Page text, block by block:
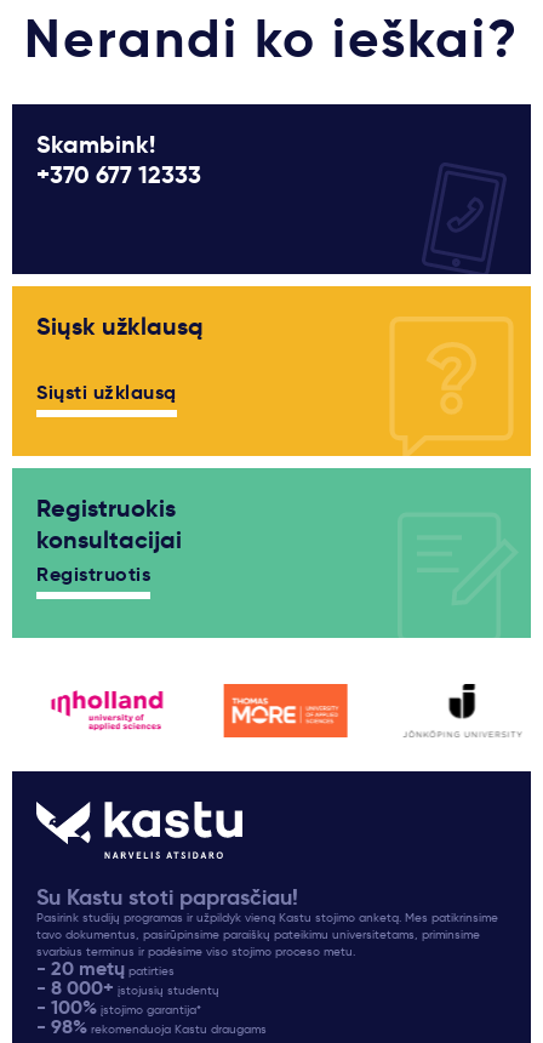
Nerandi ko ieškai?
Skambink!
+370 677 12333
Siųsk užklausą
Siųsti užklausą
Registruokis
konsultacijai
Registruotis
Su Kastu stoti paprasčiau!
Pasirink studijų programas ir užpildyk vieną Kastu stojimo anketą. Mes patikrinsime
tavo dokumentus, pasirūpinsime paraiškų pateikimu universitetams, priminsime
svarbius terminus ir padėsime viso stojimo proceso metu.
- 20 metų patirties
- 8 000+ įstojusių studentų
- 100% įstojimo garantija*
- 98% rekomenduoja Kastu draugams